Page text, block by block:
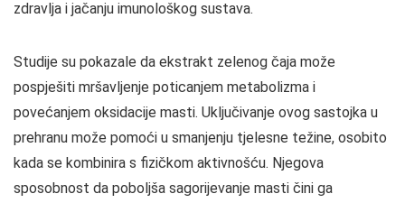
zdravlja i jačanju imunološkog sustava.
Studije su pokazale da ekstrakt zelenog čaja može
pospješiti mršavljenje poticanjem metabolizma i
povećanjem oksidacije masti. Uključivanje ovog sastojka u
prehranu može pomoći u smanjenju tjelesne težine, osobito
kada se kombinira s fizičkom aktivnošću. Njegova
sposobnost da poboljša sagorijevanje masti čini ga